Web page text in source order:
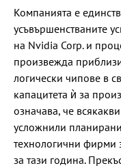
Компанията е
усъвършенстваните
на Nvidia Corp. и
произвежда
логически чипове в
капацитета ѝ за
означава, че
усложнили
технологични фирми
за тази година.